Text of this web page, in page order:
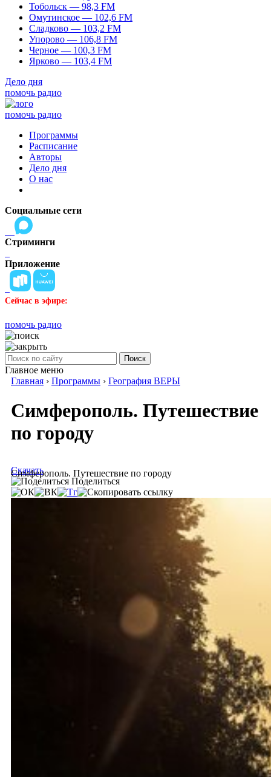
Тобольск — 98,3 FM
Омутинское — 102,6 FM
Сладково — 103,2 FM
Упорово — 106,8 FM
Черное — 100,3 FM
Ярково — 103,4 FM
Дело дня
помочь радио
помочь радио
Программы
Расписание
Авторы
Дело дня
О нас
Социальные сети
Стриминги
Приложение
Сейчас в эфире:
помочь радио
Поиск
Главное меню
Главная › Программы › География ВЕРЫ
Симферополь. Путешествие
по городу
Симферополь. Путешествие по городу
Скачать
Поделиться